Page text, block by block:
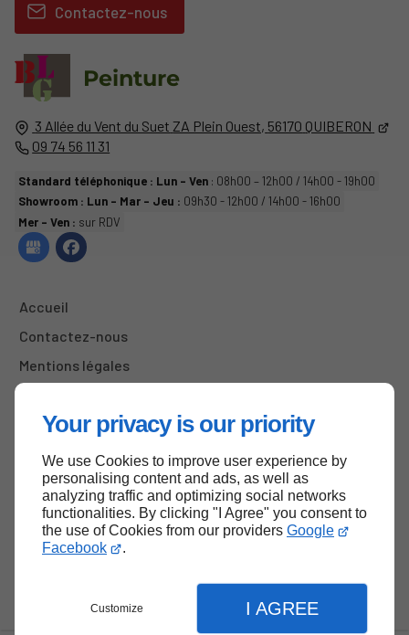
Your privacy is our priority
We use Cookies to improve user experience by
personalising content and ads, as well as
analyzing traffic and optimizing social networks
functionalities. By clicking "I Agree" you consent to
the use of Cookies from our providers Google
Facebook
.
Customize I AGREE
Peinture
3 Allée du Vent du Suet ZA Plein Ouest, 56170 QUIBERON
09 74 56 11 31
Standard téléphonique : Lun - Ven : 08h00 – 12h00 / 14h00 - 19h00
Showroom : Lun - Mar - Jeu : 09h30 - 12h00 / 14h00 - 16h00
Mer - Ven : sur RDV
Accueil
Contactez-nous
Mentions légales
Contactez-nous
Haut de page